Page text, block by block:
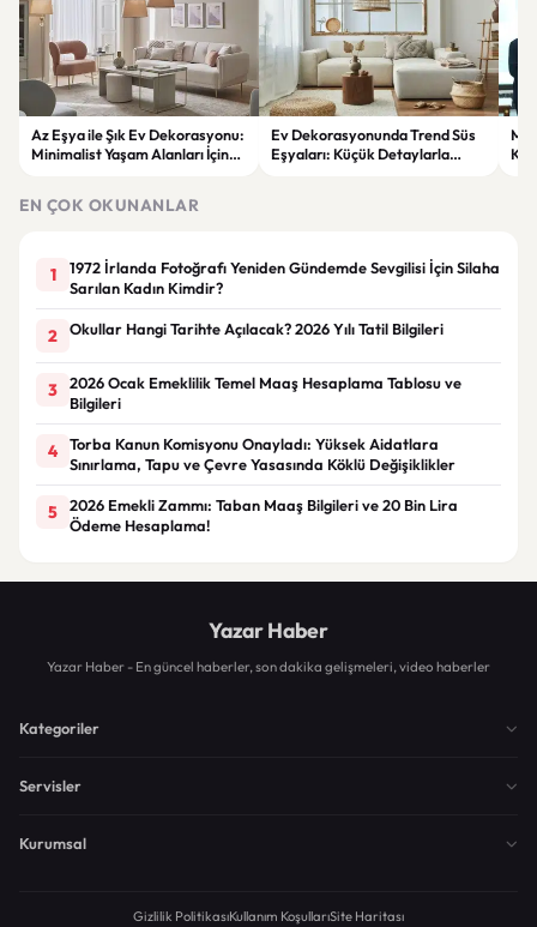
Az Eşya ile Şık Ev Dekorasyonu:
Minimalist Yaşam Alanları İçin
Ev Dekorasyonunda Trend Süs
Eşyaları: Küçük Detaylarla
EN ÇOK OKUNANLAR
1
1972 İrlanda Fotoğrafı Yeniden Gündemde Sevgilisi İçin Silaha
Sarılan Kadın Kimdir?
2 Okullar Hangi Tarihte Açılacak? 2026 Yılı Tatil Bilgileri
3
2026 Ocak Emeklilik Temel Maaş Hesaplama Tablosu ve
Bilgileri
4
Torba Kanun Komisyonu Onayladı: Yüksek Aidatlara
Sınırlama, Tapu ve Çevre Yasasında Köklü Değişiklikler
5
2026 Emekli Zammı: Taban Maaş Bilgileri ve 20 Bin Lira
Ödeme Hesaplama!
Yazar Haber
Yazar Haber - En güncel haberler, son dakika gelişmeleri, video haberler
Kategoriler
Servisler
Kurumsal
Gizlilik PolitikasıKullanım KoşullarıSite Haritası